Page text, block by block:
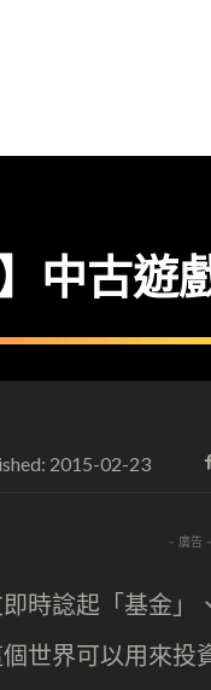
中古遊
2015-02-23
- 廣告 -
時諗起「基金
世界可以用來